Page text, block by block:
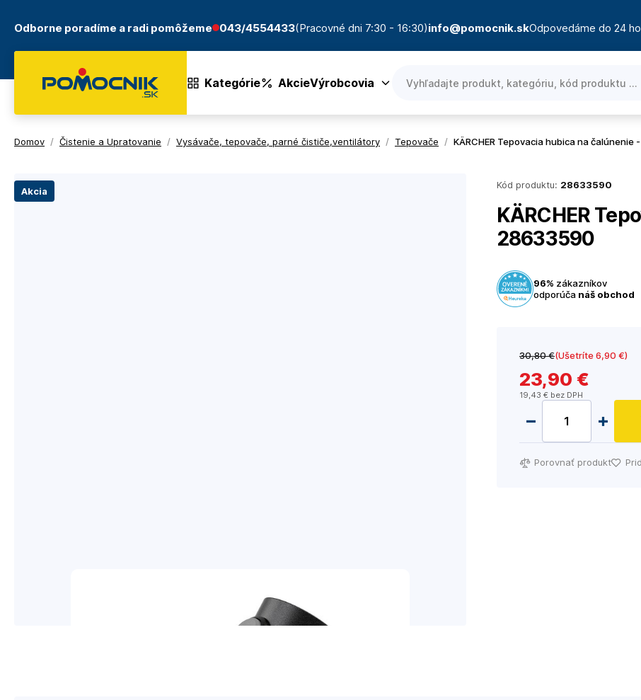
Odborne poradíme a radi pomôžeme 043/4554433(Pracovné dni 7:30 - 16:30)info@pomocnik.skOdpovedáme do 24
Kategórie AkcieVýrobcovia
Domov / Čistenie a Upratovanie / Vysávače, tepovače, parné čističe,ventilátory / Tepovače / KÄRCHER Tepovacia hubica na čalúnenie
Akcia
Kód produktu: 28633590
KÄRCHER
28633590
96% zákazníkov
odporúča náš obchod
30,80 €(Ušetríte 6,90 €)
23,90 €
19,43 € bez DPH
Porovnať produkt